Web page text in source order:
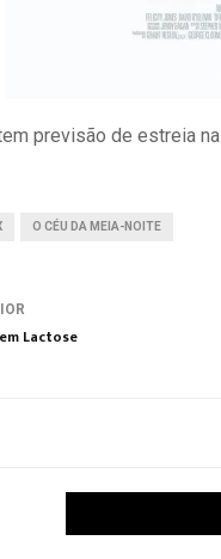
previsão de estreia na
O CÉU DA MEIA-NOITE
Lactose